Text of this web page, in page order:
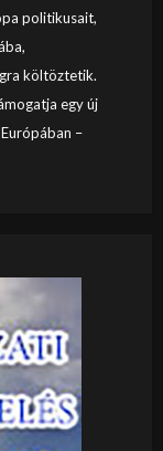
politikusait,
költöztetik.
egy új
–